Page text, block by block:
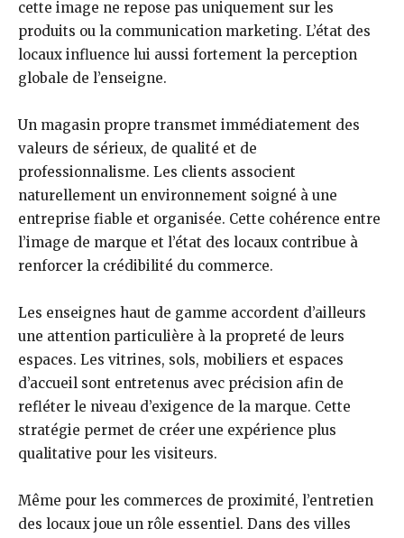
cette image ne repose pas uniquement sur les
produits ou la communication marketing. L’état des
locaux influence lui aussi fortement la perception
globale de l’enseigne.
Un magasin propre transmet immédiatement des
valeurs de sérieux, de qualité et de
professionnalisme. Les clients associent
naturellement un environnement soigné à une
entreprise fiable et organisée. Cette cohérence entre
l’image de marque et l’état des locaux contribue à
renforcer la crédibilité du commerce.
Les enseignes haut de gamme accordent d’ailleurs
une attention particulière à la propreté de leurs
espaces. Les vitrines, sols, mobiliers et espaces
d’accueil sont entretenus avec précision afin de
refléter le niveau d’exigence de la marque. Cette
stratégie permet de créer une expérience plus
qualitative pour les visiteurs.
Même pour les commerces de proximité, l’entretien
des locaux joue un rôle essentiel. Dans des villes